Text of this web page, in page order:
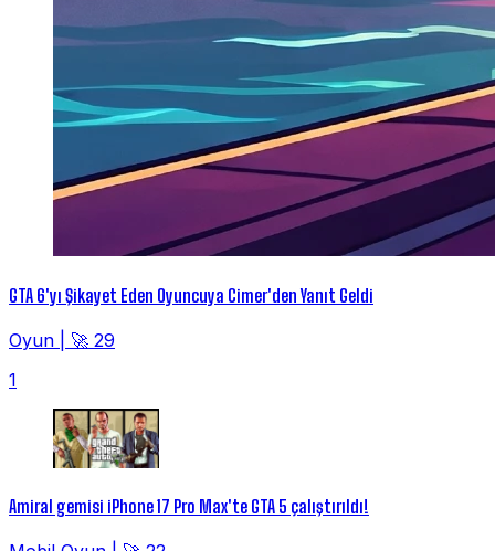
GTA 6'yı Şikayet Eden Oyuncuya Cimer'den Yanıt Geldi
Oyun
🚀 29
1
Amiral gemisi iPhone 17 Pro Max'te GTA 5 çalıştırıldı!